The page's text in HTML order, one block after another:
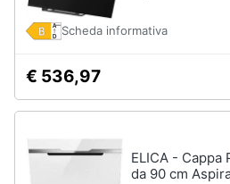
Scheda informativa
€ 536,97
ELICA - Cappa
da 90 cm